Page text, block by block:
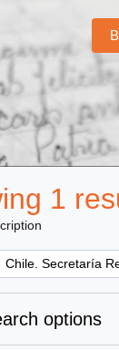
1
Remove filter:
Chile. Secretaría
options